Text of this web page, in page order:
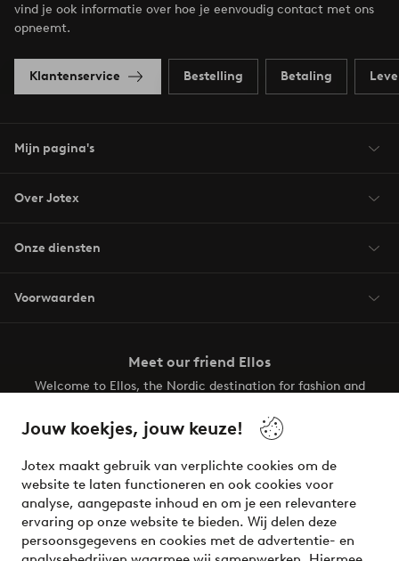
Jouw koekjes, jouw keuze!
Jotex maakt gebruik van verplichte cookies om de
website te laten functioneren en ook cookies voor
analyse, aangepaste inhoud en om je een relevantere
ervaring op onze website te bieden. Wij delen deze
persoonsgegevens en cookies met de advertentie- en
vind je ook informatie over hoe je eenvoudig contact met ons
opneemt.
Klantenservice Bestelling Betaling
Mijn pagina's
Over Jotex
Onze diensten
Voorwaarden
Meet our friend Ellos
Welcome to Ellos, the Nordic destination for fashion and
your wardrobe. Your next inspiring look is here!
Veilig betalen - Nu betalen of opsplitsen